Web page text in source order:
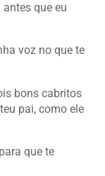
antes que eu
voz no que te
bons cabritos
pai, como ele
que te